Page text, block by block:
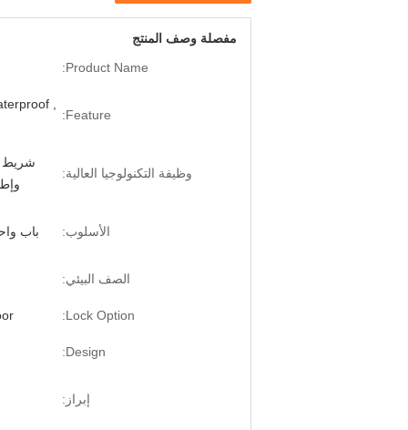
مفصلة وصف المنتج
Product Name:
Feature:
,
وظيفة التكنولوجيا العالية:
الأسلوب: باب
الصف البيئي:
Lock Option:
Design:
إبراز: